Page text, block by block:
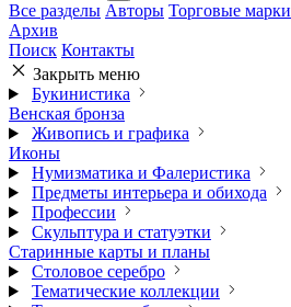
Все разделы Авторы Торговые марки
Архив
Поиск Контакты
Закрыть меню
Букинистика
Венская бронза
Живопись и графика
Иконы
Нумизматика и Фалеристика
Предметы интерьера и обихода
Профессии
Скульптура и статуэтки
Старинные карты и планы
Столовое серебро
Тематические коллекции